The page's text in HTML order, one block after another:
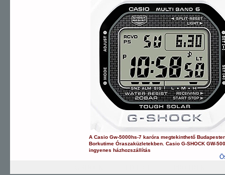
ACasio Gw-5000hs-7 karóra megtekinthető
Borkutime Óraszaküzletekben.Casio G-SHOCK GW-
ingyenes házhozszállítás